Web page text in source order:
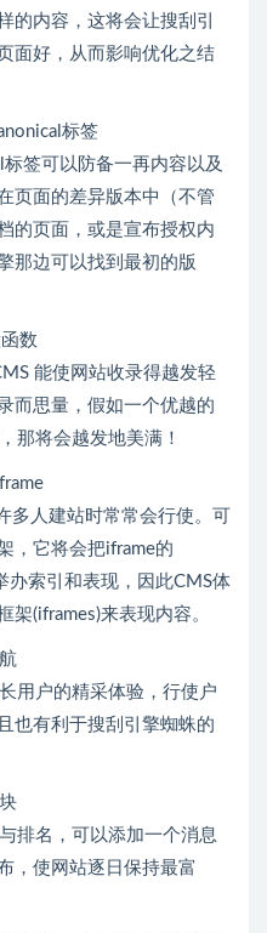
的内容，这将会让搜刮引
面好，从而影响优化之结
标签
签可以防备一再内容以及
页面的差异版本中（不管
的页面，或是宣布授权内
那边可以找到最初的版
数
能使网站收录得越发轻
而思量，假如一个优越的
那将会越发地美满！
人建站时常常会行使。可
，它将会把iframe的
办索引和表现，因此CMS体
架(iframes)来表现内容。
户的精采体验，行使户
也有利于搜刮引擎蜘蛛的
名，可以添加一个消息
，使网站逐日保持最富